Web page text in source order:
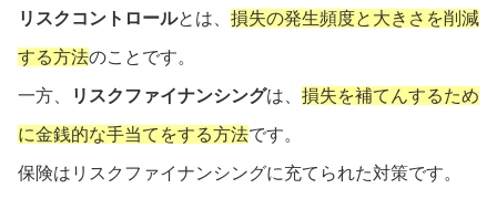
リスクコントロールとは、 損失の発生頻度と大きさを削減
する方法のことです。
一方、 リスクファイナンシングは、 損失を補てんするため
に金銭的な手当てをする方法です。
保険はリスクファイナンシングに充てられた対策です。